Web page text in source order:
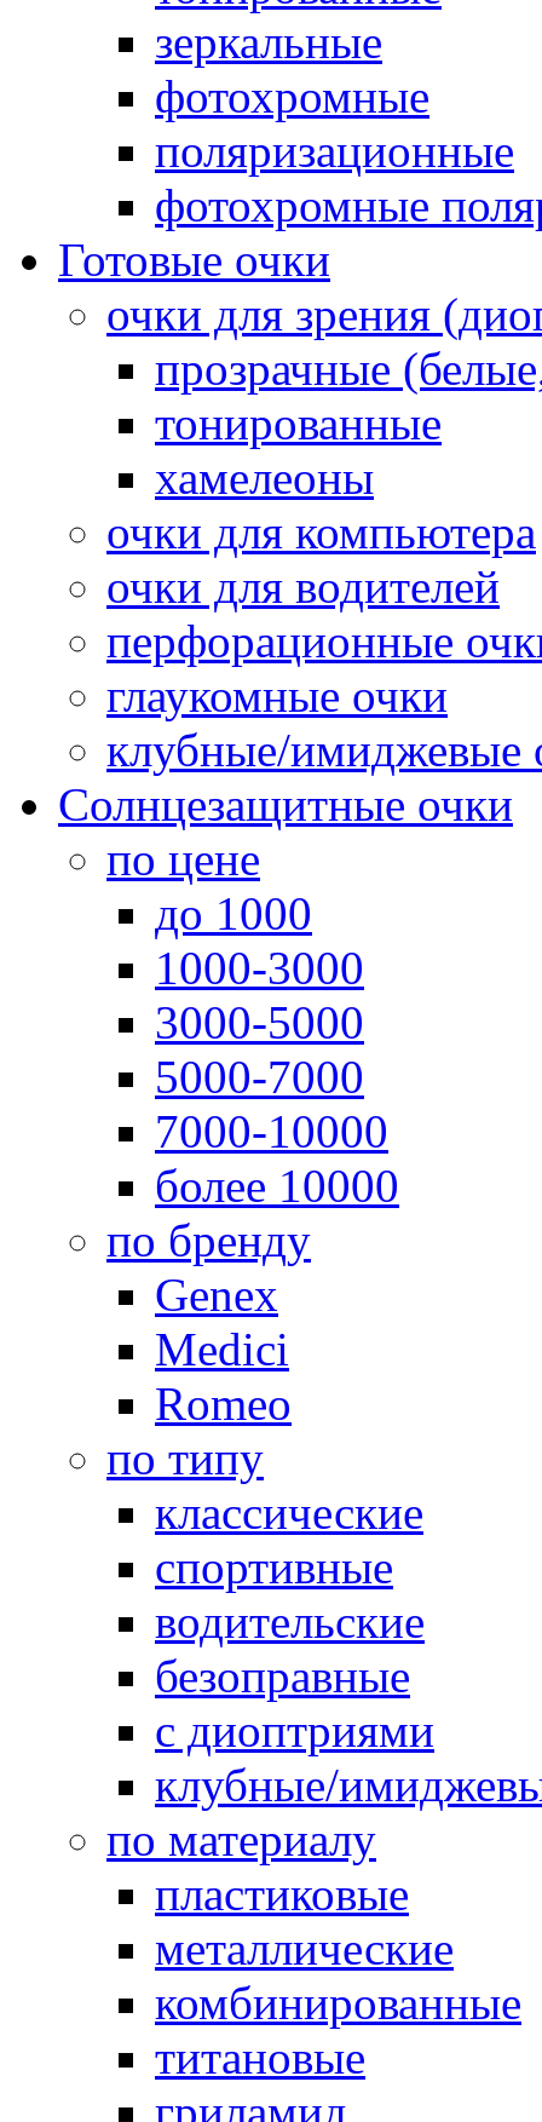
зеркальные
фотохромные
поляризационные
фотохромные
Готовые очки
очки для зрения
прозрачные
тонированные
хамелеоны
очки для компьютера
очки для водителей
перфорационные
глаукомные очки
клубные/имиджевые
Солнцезащитные очки
по цене
до 1000
1000-3000
3000-5000
5000-7000
7000-10000
более 10000
по бренду
Genex
Medici
Romeo
по типу
классические
спортивные
водительские
безоправные
с диоптриями
клубные/
по материалу
пластиковые
металлические
комбинированные
титановые